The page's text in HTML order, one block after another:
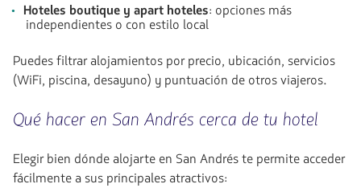
Hoteles boutique y apart hoteles: opciones más
independientes o con estilo local
Puedes filtrar alojamientos por precio, ubicación, servicios
(WiFi, piscina, desayuno) y puntuación de otros viajeros.
Qué hacer en San Andrés cerca de tu hotel
Elegir bien dónde alojarte en San Andrés te permite acceder
fácilmente a sus principales atractivos: